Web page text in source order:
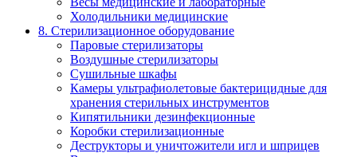
Холодильники медицинские
8. Стерилизационное оборудование
Паровые стерилизаторы
Воздушные стерилизаторы
Сушильные шкафы
Камеры ультрафиолетовые бактерицидные для
хранения стерильных инструментов
Кипятильники дезинфекционные
Коробки стерилизационные
Деструкторы и уничтожители игл и шприцев